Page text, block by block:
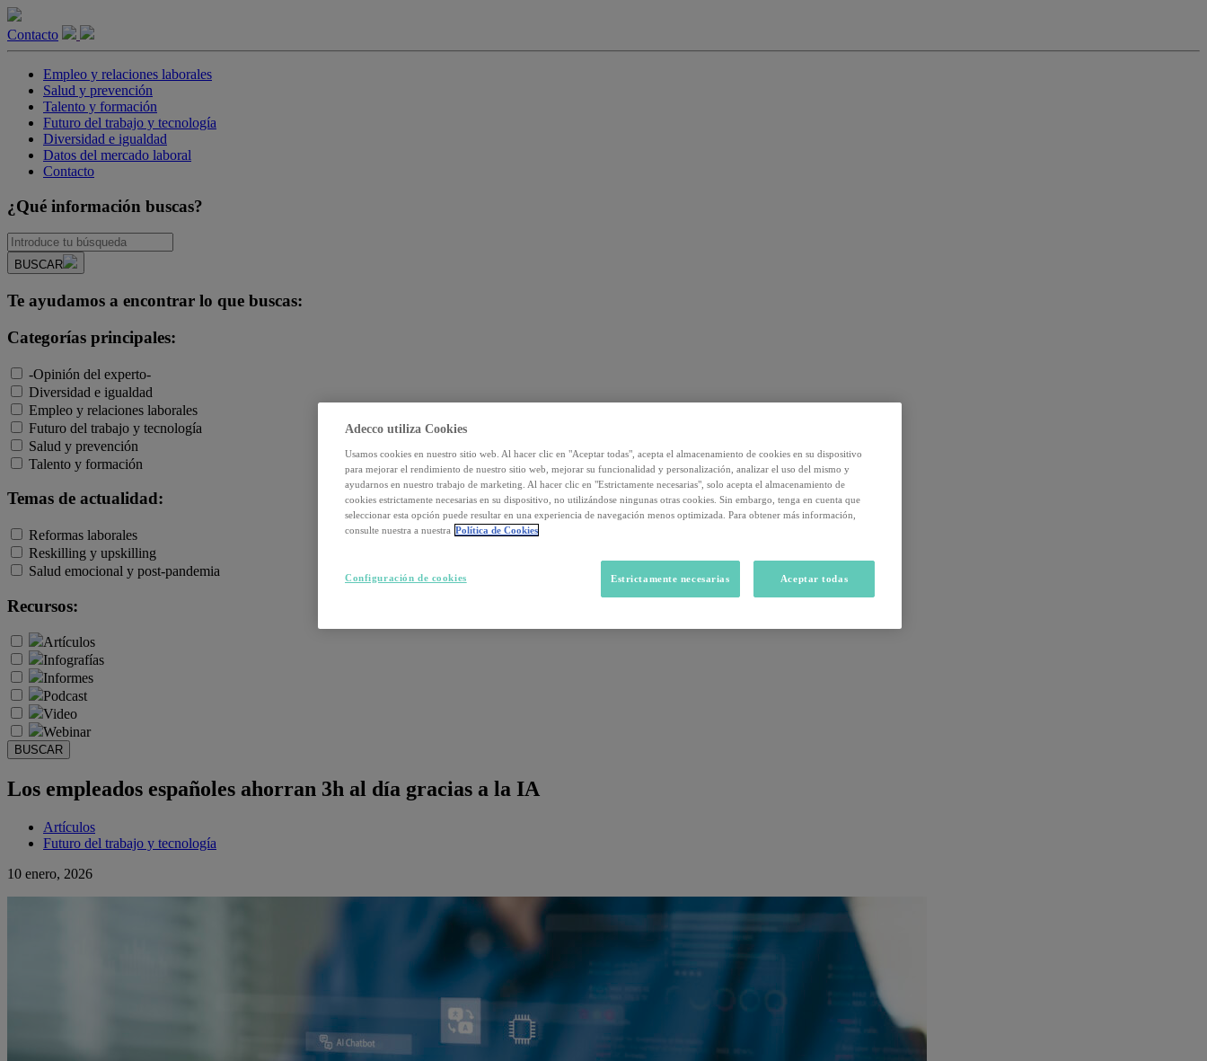
Contacto
Empleo y relaciones laborales
Salud y prevención
Talento y formación
Futuro del trabajo y tecnología
Diversidad e igualdad
Datos del mercado laboral
Contacto
¿Qué información buscas?
BUSCAR
Te ayudamos a encontrar lo que buscas:
Categorías principales:
-Opinión del experto-
Diversidad e igualdad
Empleo y relaciones laborales
Futuro del trabajo y tecnología
Salud y prevención
Talento y formación
Temas de actualidad:
Reformas laborales
Reskilling y upskilling
Salud emocional y post-pandemia
Recursos:
Artículos
Infografías
Informes
Podcast
Video
Webinar
BUSCAR
Los empleados españoles ahorran 3h al día gracias a la IA
Artículos
Futuro del trabajo y tecnología
10 enero, 2026
Adecco utiliza Cookies
Usamos cookies en nuestro sitio web. Al hacer clic en "Aceptar todas", acepta el almacenamiento de cookies en su dispositivo
para mejorar el rendimiento de nuestro sitio web, mejorar su funcionalidad y personalización, analizar el uso del mismo y
ayudarnos en nuestro trabajo de marketing. Al hacer clic en "Estrictamente necesarias", solo acepta el almacenamiento de
cookies estrictamente necesarias en su dispositivo, no utilizándose ningunas otras cookies. Sin embargo, tenga en cuenta que
seleccionar esta opción puede resultar en una experiencia de navegación menos optimizada. Para obtener más información,
consulte nuestra a nuestra Política de Cookies
Estrictamente necesarias Aceptar todas
Configuración de cookies